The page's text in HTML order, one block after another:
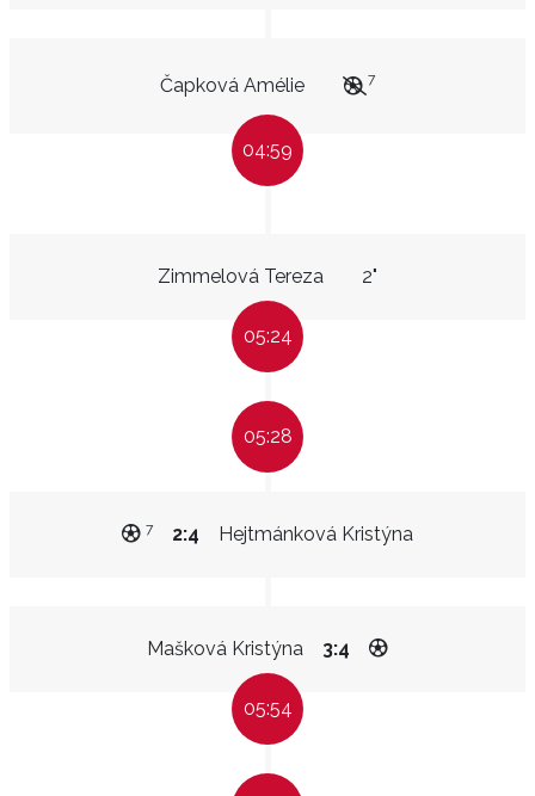
Čapková Amélie 7
04:59
Zimmelová Tereza 2"
05:24
05:28
Hejtmánková Kristýna
2:4
7
Mašková Kristýna 3:4
05:54